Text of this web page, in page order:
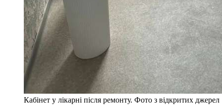
Кабінет у лікарні після ремонту. Фото з відкритих джерел